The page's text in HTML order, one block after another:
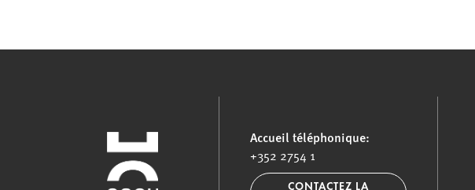
Accueil téléphonique:
+352 2754 1
CONTACTEZ LA